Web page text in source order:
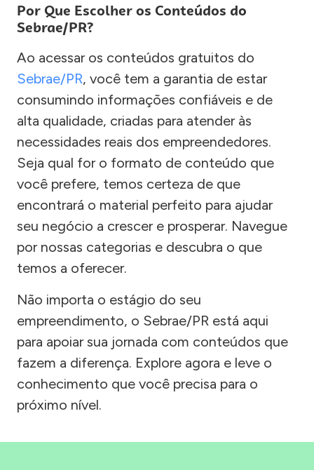
Por Que Escolher os Conteúdos do
Sebrae/PR?
Ao acessar os conteúdos gratuitos do
Sebrae/PR, você tem a garantia de estar
consumindo informações confiáveis e de
alta qualidade, criadas para atender às
necessidades reais dos empreendedores.
Seja qual for o formato de conteúdo que
você prefere, temos certeza de que
encontrará o material perfeito para ajudar
seu negócio a crescer e prosperar. Navegue
por nossas categorias e descubra o que
temos a oferecer.
Não importa o estágio do seu
empreendimento, o Sebrae/PR está aqui
para apoiar sua jornada com conteúdos que
fazem a diferença. Explore agora e leve o
conhecimento que você precisa para o
próximo nível.